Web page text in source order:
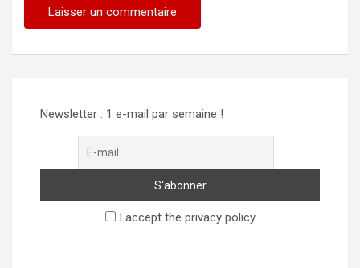
Newsletter : 1 e-mail par semaine !
I accept the privacy policy